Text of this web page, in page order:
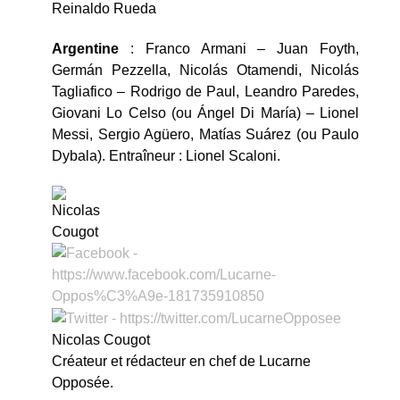
Reinaldo Rueda
Argentine : Franco Armani – Juan Foyth,
Germán Pezzella, Nicolás Otamendi, Nicolás
Tagliafico – Rodrigo de Paul, Leandro Paredes,
Giovani Lo Celso (ou Ángel Di María) – Lionel
Messi, Sergio Agüero, Matías Suárez (ou Paulo
Dybala). Entraîneur : Lionel Scaloni.
Nicolas Cougot
Créateur et rédacteur en chef de Lucarne
Opposée.